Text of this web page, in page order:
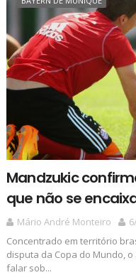
Mandzukic
que não se
Mário André Monteiro
Concentrado em território
disputa da Copa do Mundo,
falar sob...